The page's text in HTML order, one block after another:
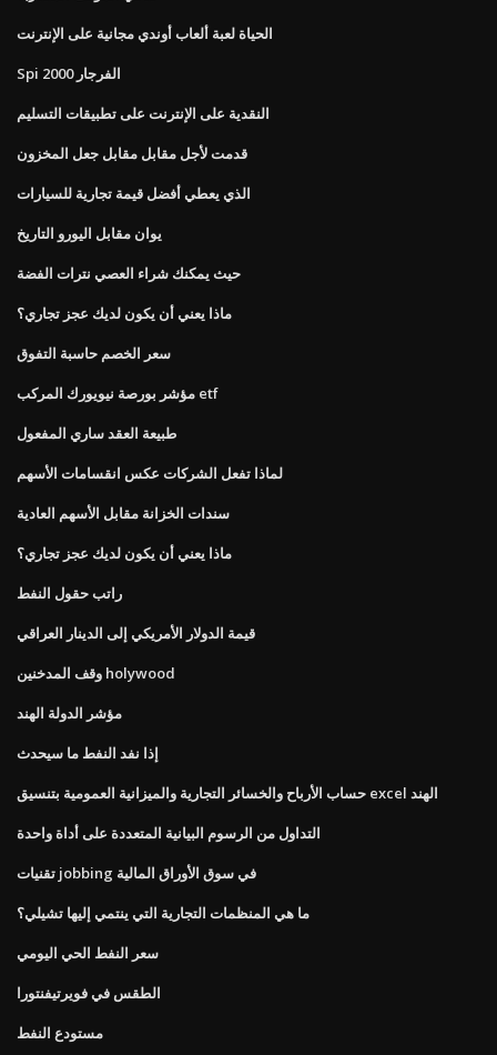
الحياة لعبة ألعاب أوندي مجانية على الإنترنت
Spi 2000 الفرجار
النقدية على الإنترنت على تطبيقات التسليم
قدمت لأجل مقابل مقابل جعل المخزون
الذي يعطي أفضل قيمة تجارية للسيارات
يوان مقابل اليورو التاريخ
حيث يمكنك شراء العصي نترات الفضة
ماذا يعني أن يكون لديك عجز تجاري؟
سعر الخصم حاسبة التفوق
مؤشر بورصة نيويورك المركب etf
طبيعة العقد ساري المفعول
لماذا تفعل الشركات عكس انقسامات الأسهم
سندات الخزانة مقابل الأسهم العادية
ماذا يعني أن يكون لديك عجز تجاري؟
راتب حقول النفط
قيمة الدولار الأمريكي إلى الدينار العراقي
وقف المدخنين holywood
مؤشر الدولة الهند
إذا نفد النفط ما سيحدث
حساب الأرباح والخسائر التجارية والميزانية العمومية بتنسيق excel الهند
التداول من الرسوم البيانية المتعددة على أداة واحدة
تقنيات jobbing في سوق الأوراق المالية
ما هي المنظمات التجارية التي ينتمي إليها تشيلي؟
سعر النفط الحي اليومي
الطقس في فويرتيفنتورا
مستودع النفط